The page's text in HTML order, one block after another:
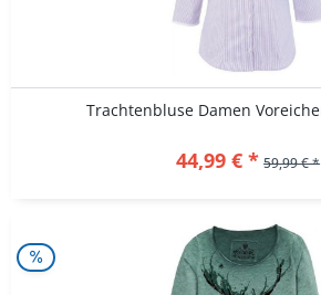
Trachtenbluse Damen
44,99 € * 59,99 € *